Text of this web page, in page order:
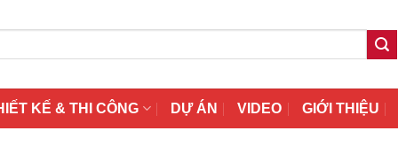
KẾ & THI CÔNG DỰ ÁN VIDEO GIỚI THIỆU